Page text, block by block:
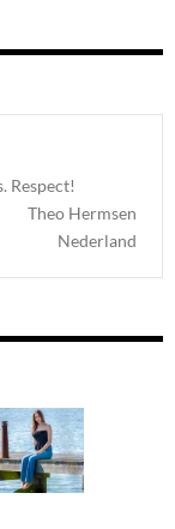
Respect!
Theo Hermsen
Nederland